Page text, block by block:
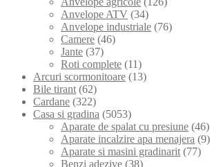
Anvelope ATV (34)
Anvelope industriale (76)
Camere (46)
Jante (37)
Roti complete (11)
Arcuri scormonitoare (13)
Bile tirant (62)
Cardane (322)
Casa si gradina (5053)
Aparate de spalat cu presiune (46)
Aparate incalzire apa menajera (9)
Aparate si masini gradinarit (77)
Benzi adezive (38)